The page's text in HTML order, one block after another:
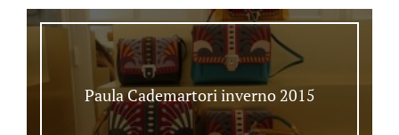
Paula Cademartori inverno 2015